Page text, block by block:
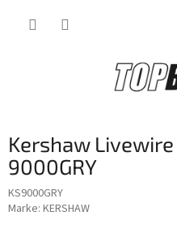
Kershaw
9000GRY
KS9000GRY
Marke: KERSHAW